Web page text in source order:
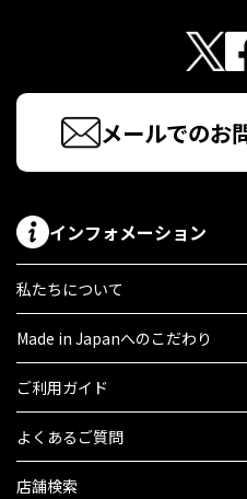
メールでのお
インフォメーション
私たちについて
Made in Japanへのこだわり
ご利用ガイド
よくあるご質問
店舗検索